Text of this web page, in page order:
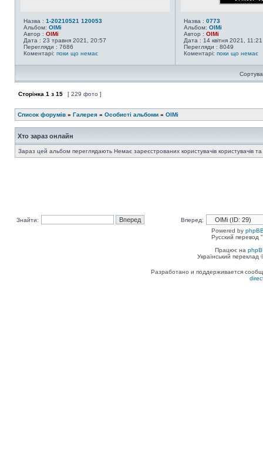
Назва : 1-20210521 120053
Альбом: OlMi
Автор : OlMi
Дата : 23 травня 2021, 20:57
Перегляди : 7686
Коментарі: поки що немає
Назва : 0773
Альбом: OlMi
Автор : OlMi
Дата : 14 квітня 2021, 11:21
Перегляди : 8049
Коментарі: поки що немає
Сторінка 1 з 15 [ 229 фото ]
Список форумів » Галерея » Особисті альбоми » OlMi
Хто зараз онлайн
Зараз цей альбом переглядають Немає зареєстрованих користувачів користувачів та
Знайти:
Вперед:
Powered by
Русский перевод
Працює на
Український
Разработано и поддерживается